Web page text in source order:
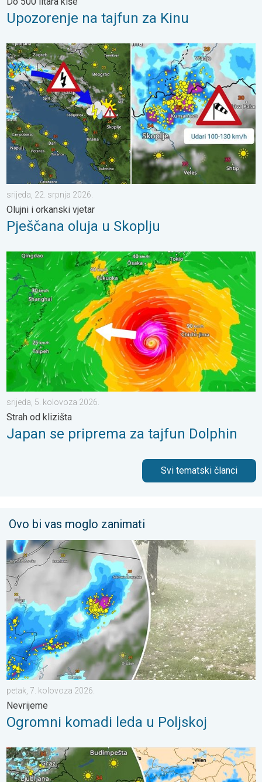
Upozorenje na tajfun za Kinu
Pješčana oluja u Skoplju. Olujni i orkanski vjetar. . . srijeda, 22.
srijeda, 22. srpnja 2026.
Olujni i orkanski vjetar
Pješčana oluja u Skoplju
Japan se priprema za tajfun Dolphin. Strah od klizišta. . .
srijeda, 5. kolovoza 2026.
Strah od klizišta
Japan se priprema za tajfun Dolphin
Svi tematski članci
Ovo bi vas moglo zanimati
Ogromni komadi leda u Poljskoj. Nevrijeme. . . petak, 7.
petak, 7. kolovoza 2026.
Nevrijeme
Ogromni komadi leda u Poljskoj
Ponavljaju se vrućine. Sušni period?. Ustrajna anticiklona. . .